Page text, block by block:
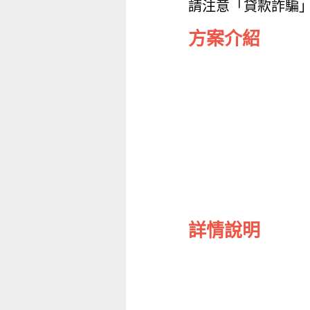
請注意「貸款詐騙
方案介紹
詳情說明